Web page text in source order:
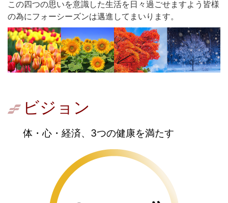
この四つの思いを意識した生活を日々過ごせますよう皆様
の為にフォーシーズンは邁進してまいります。
ビジョン
体・心・経済、3つの健康を満たす